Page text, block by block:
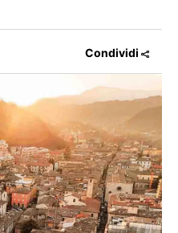
Condividi